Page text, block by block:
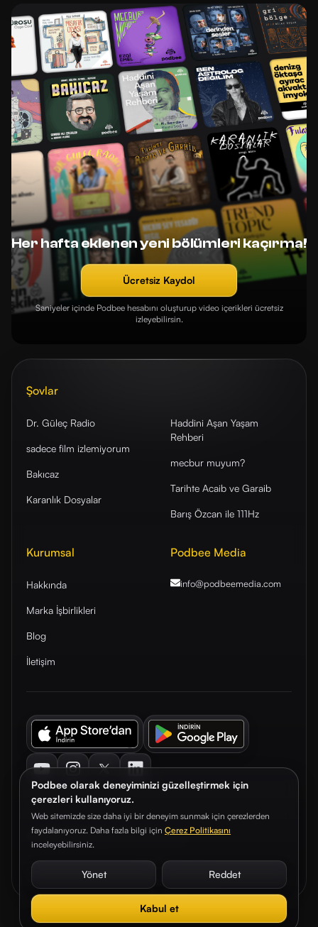
Podbee olarak deneyiminizi güzelleştirmek için
çerezleri kullanıyoruz.
Web sitemizde size daha iyi bir deneyim sunmak için çerezlerden
faydalanıyoruz. Daha fazla bilgi için Çerez Politikasını
inceleyebilirsiniz.
Yönet Reddet
Kabul et
Her hafta eklenen yeni bölümleri kaçırma!
Ücretsiz Kaydol
Saniyeler içinde Podbee hesabını oluşturup video içerikleri ücretsiz
izleyebilirsin.
Şovlar
Dr. Güleç Radio
sadece film izlemiyorum
Bakıcaz
Karanlık Dosyalar
Haddini Aşan Yaşam
Rehberi
mecbur muyum?
Tarihte Acaib ve Garaib
Barış Özcan ile 111Hz
Kurumsal
Hakkında
Marka İşbirlikleri
Blog
İletişim
Podbee Media
info@podbeemedia.com
© 2026. Podbee Media. Tüm hakları saklıdır.
Çerez TercihleriAydınlatma Metni Gizlilik Sözleşmesi